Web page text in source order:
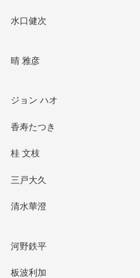
水口健次
晴 雅彦
ジョン ハオ
香寿たつき
桂 文枝
三戸大久
清水華澄
河野鉄平
板波利加